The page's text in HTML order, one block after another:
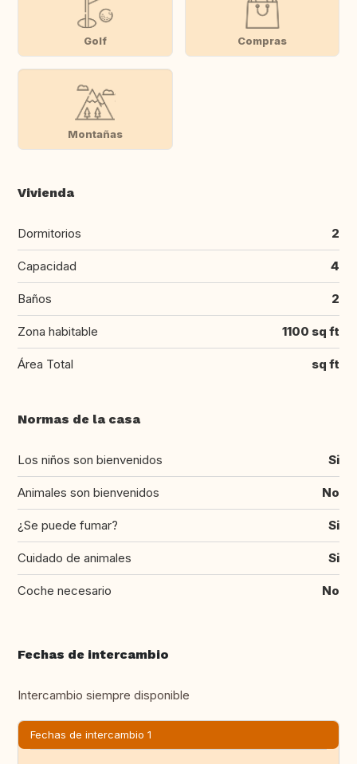
Golf Compras
Montañas
Vivienda
Dormitorios 2
Capacidad 4
Baños 2
Zona habitable 1100 sq ft
Área Total sq ft
Normas de la casa
Los niños son bienvenidos Si
Animales son bienvenidos No
¿Se puede fumar? Si
Cuidado de animales Si
Coche necesario No
Fechas de intercambio
Intercambio siempre disponible
Fechas de intercambio 1